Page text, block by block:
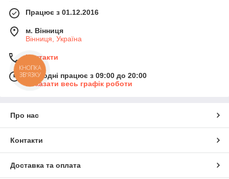
Працює з 01.12.2016
м. Вінниця
Вінниця, Україна
Контакти
Сьогодні працює з 09:00 до 20:00
Показати весь графік роботи
Про нас
Контакти
Доставка та оплата
КНОПКА
ЗВ'ЯЗКУ